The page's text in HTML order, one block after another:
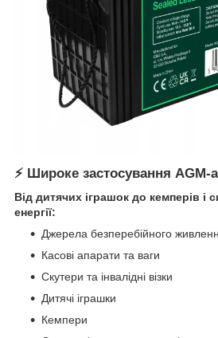
⚡ Широке застосування AGM-
Від дитячих іграшок до кемперів і
енергії:
Джерела безперебійного
Касові апарати та ваги
Скутери та інвалідні візки
Дитячі іграшки
Кемпери